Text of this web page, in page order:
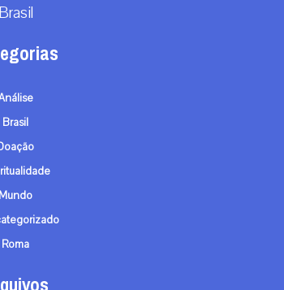
Brasil
Brasil
Mundo
Roma